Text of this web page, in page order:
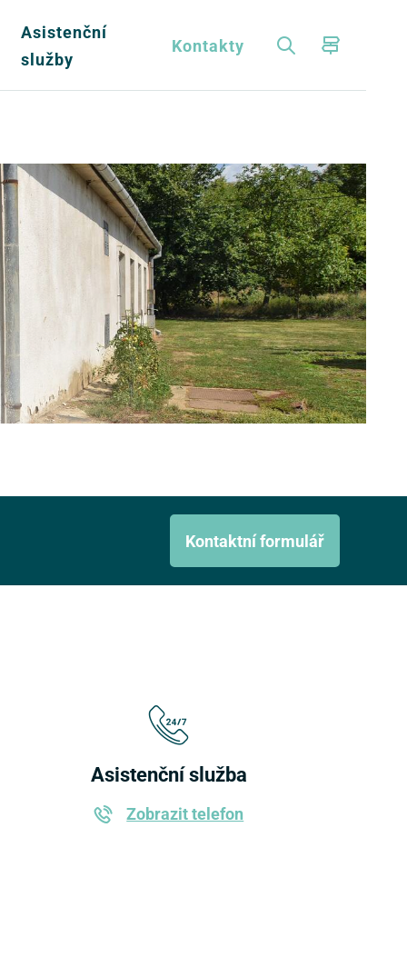
Asistenční
služby
Kontakty
Kontaktní formulář
Asistenční služba
Zobrazit telefon